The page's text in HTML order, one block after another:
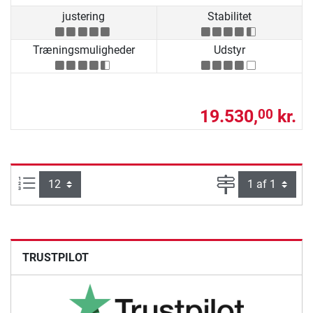
justering Stabilitet
Træningsmuligheder Udstyr
19.530,00 kr.
Artikel pr. side: Side
TRUSTPILOT